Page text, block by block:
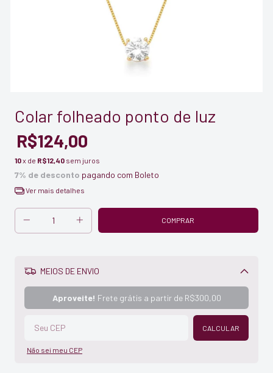
Colar folheado ponto de luz
R$124,00
10x de R$12,40 sem juros
7% de desconto pagando com Boleto
Ver mais detalhes
MEIOS DE ENVIO
Aproveite! Frete grátis a partir de R$300,00
CALCULAR
Não sei meu CEP